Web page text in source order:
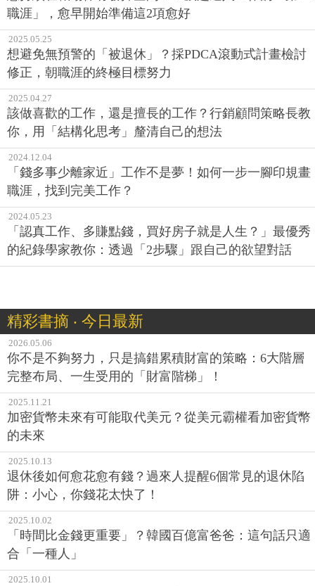
職涯」，愈早開始準備這2項愈好
2025.05.25
想避免無預警的「被退休」？採PDCA滾動式計畫檢討
修正，朝職涯的終極目標努力
2025.04.27
該做喜歡的工作，還是擅長的工作？行銷顧問策略長教
你，用「結構化思考」釐清自己的想法
2024.12.04
「錢多事少離家近」工作不是夢！如何一步一腳印規畫
職涯，找到完美工作？
2024.05.23
「認真工作、多賺點錢，買好房子就是人生？」最優秀
的紀錄學家教你：透過「2步驟」跟自己的欲望對話
精彩書摘 ‧ 今日最新
2026.05.06
你不是不夠努力，只是搞錯累積財富的策略：6大階層
完整布局、一生受用的「財富階梯」！
2025.11.21
加密貨幣未來有可能取代美元？從美元霸權看加密貨幣
的未來
2025.10.13
退休後如何愈花愈有錢？過來人提醒6個常見的退休陷
阱：小心，你錢花太快了！
2025.10.02
「時間比金錢更重要」？韓國百億富爸爸：這句話只適
合「一種人」
2025.10.01